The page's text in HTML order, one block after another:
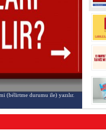
(bélirtme durumu ile) yazılır.